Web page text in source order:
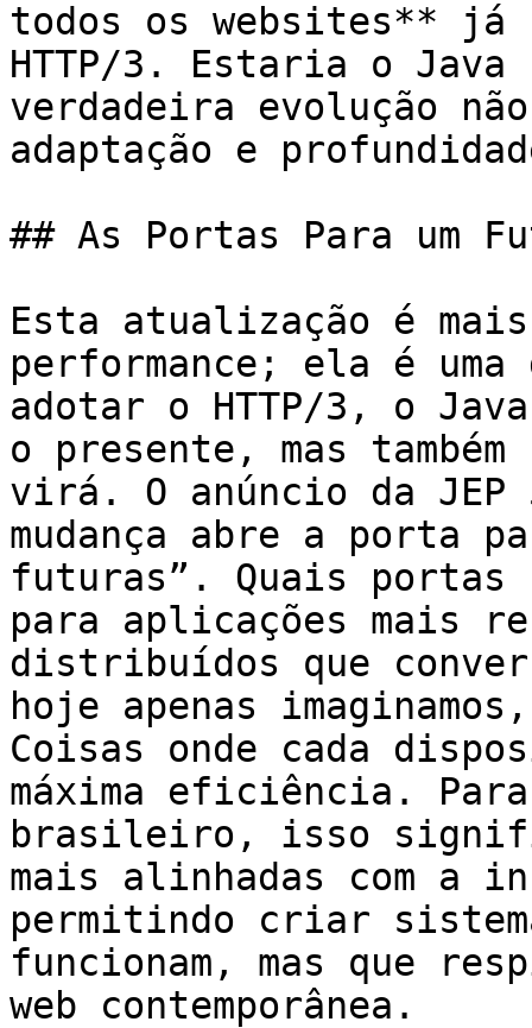
todos os websites** já
HTTP/3. Estaria o Java
verdadeira evolução
adaptação e
## As Portas Para um
Esta atualização é
performance; ela é
adotar o HTTP/3, o
o presente, mas
virá. O anúncio da JEP
mudança abre a porta
futuras”. Quais portas
para aplicações mais
distribuídos que
hoje apenas
Coisas onde cada
máxima eficiência.
brasileiro, isso
mais alinhadas com a
permitindo criar
funcionam, mas que
web contemporânea.